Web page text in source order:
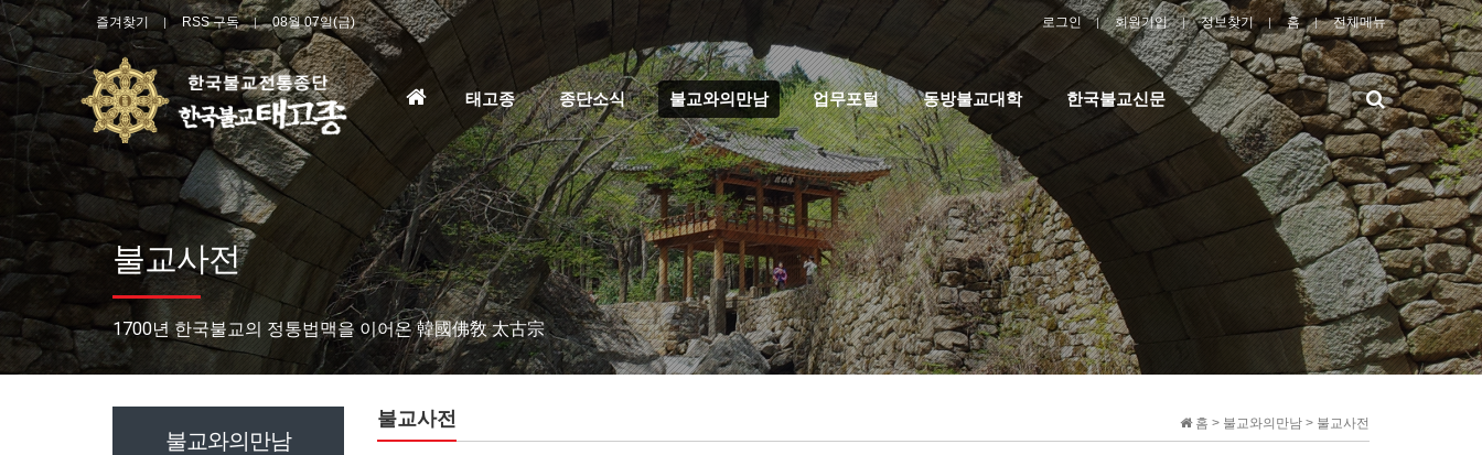
즐겨찾기 RSS 구독 08월 07일(금) 로그인 회원가입 정보찾기 홈 전체메뉴
홈
태고종 종단소식 불교와의만남 업무포털 동방불교대학 한국불교신문
검
색
불교사전
1700년 한국불교의 정통법맥을 이어온 韓國佛敎 太古宗
홈 > 불교와의만남 > 불교사전
불교사전
불교와의만남